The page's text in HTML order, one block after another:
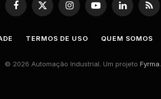
Facebook
X
(Twitter)
InstagramYouTubeLinkedInRSS
TERMOS DE USO QUEM SOMOS
© 2026 Automação Industrial. Um projeto Fyrma.